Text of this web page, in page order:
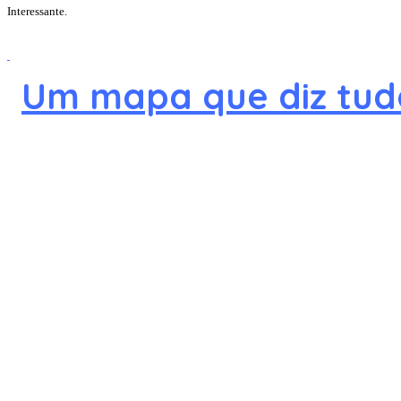
Interessante.
Um mapa que diz